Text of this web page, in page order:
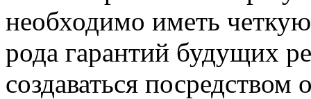
необходимо иметь
рода гарантий будущих
создаваться